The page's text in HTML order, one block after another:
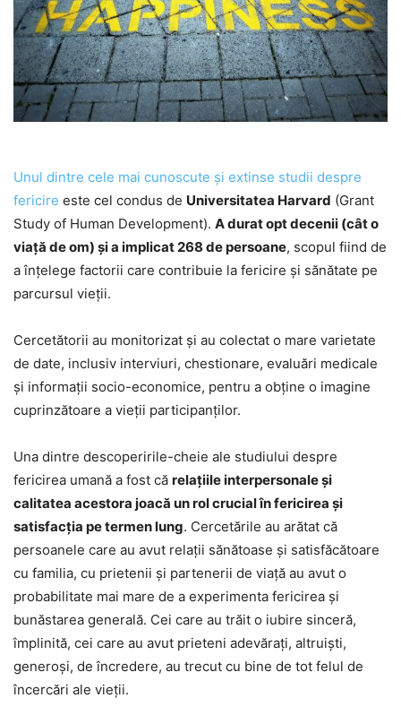
Unul dintre cele mai cunoscute și extinse studii despre
fericire este cel condus de Universitatea Harvard (Grant
Study of Human Development). A durat opt decenii (cât o
viaţă de om) şi a implicat 268 de persoane, scopul fiind de
a înţelege factorii care contribuie la fericire și sănătate pe
parcursul vieții.
Cercetătorii au monitorizat și au colectat o mare varietate
de date, inclusiv interviuri, chestionare, evaluări medicale
și informații socio-economice, pentru a obține o imagine
cuprinzătoare a vieții participanților.
Una dintre descoperirile-cheie ale studiului despre
fericirea umană a fost că relațiile interpersonale și
calitatea acestora joacă un rol crucial în fericirea și
satisfacția pe termen lung. Cercetările au arătat că
persoanele care au avut relații sănătoase și satisfăcătoare
cu familia, cu prietenii și partenerii de viață au avut o
probabilitate mai mare de a experimenta fericirea și
bunăstarea generală. Cei care au trăit o iubire sinceră,
împlinită, cei care au avut prieteni adevăraţi, altruişti,
generoşi, de încredere, au trecut cu bine de tot felul de
încercări ale vieţii.